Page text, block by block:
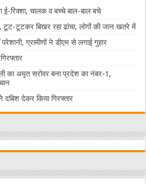
ई-रिक्शा, चालक व बच्चे बाल-बाल बचे
टूट-टूटकर बिखर रहा ढांचा, लोगों की जान खतरे में
ग्रामीणों ने डीएम से लगाई गुहार
का अमृत सरोवर बना प्रदेश का नंबर-1,
दबिश देकर किया गिरफ्तार